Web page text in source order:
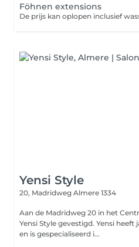
Föhnen extensions
De prijs kan oplopen inclusief
Yensi Style
20, Madridweg Almere 1334
Aan de Madridweg 20 in het Centrum van Almere Buiten zit
Yensi Style gevestigd. Yensi
en is gespecialiseerd i...